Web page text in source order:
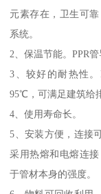
元素存在，卫生可
系统。
2、保温节能。PPR
3、较好的耐热性
95℃，可满足建筑给
4、使用寿命长。
5、安装方便，连接
采用热熔和电熔连
于管材本身的强度。